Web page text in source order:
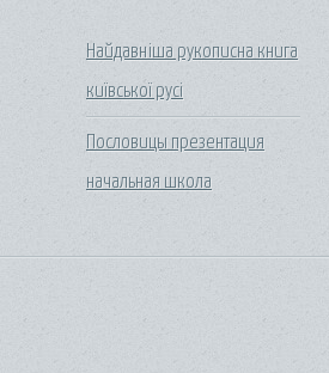
Найдавніша рукописна книга
київської русі
Пословицы презентация
начальная школа